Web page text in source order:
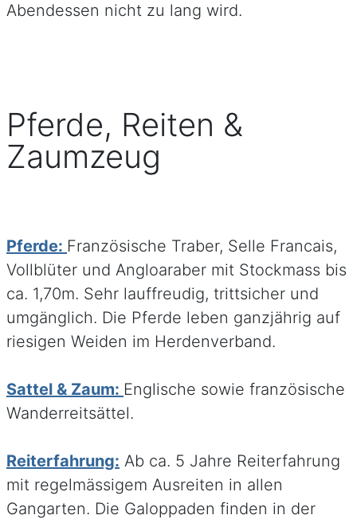
Abendessen nicht zu lang wird.
Pferde, Reiten &
Zaumzeug
Pferde: Französische Traber, Selle Francais,
Vollblüter und Angloaraber mit Stockmass bis
ca. 1,70m. Sehr lauffreudig, trittsicher und
umgänglich. Die Pferde leben ganzjährig auf
riesigen Weiden im Herdenverband.
Sattel & Zaum: Englische sowie französische
Wanderreitsättel.
Reiterfahrung: Ab ca. 5 Jahre Reiterfahrung
mit regelmässigem Ausreiten in allen
Gangarten. Die Galoppaden finden in der